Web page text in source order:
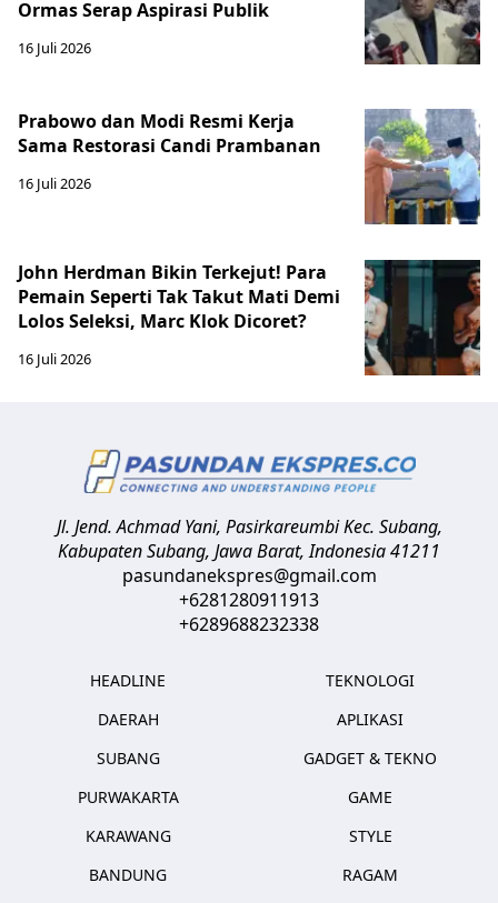
Ormas Serap Aspirasi Publik
16 Juli 2026
Prabowo dan Modi Resmi Kerja
Sama Restorasi Candi Prambanan
16 Juli 2026
John Herdman Bikin Terkejut! Para
Pemain Seperti Tak Takut Mati Demi
Lolos Seleksi, Marc Klok Dicoret?
16 Juli 2026
Jl. Jend. Achmad Yani, Pasirkareumbi Kec. Subang,
Kabupaten Subang, Jawa Barat,Indonesia41211
pasundanekspres@gmail.com
+6281280911913
+6289688232338
HEADLINE
DAERAH
SUBANG
PURWAKARTA
KARAWANG
BANDUNG
TEKNOLOGI
APLIKASI
GADGET & TEKNO
GAME
STYLE
RAGAM